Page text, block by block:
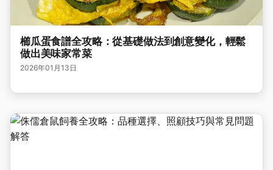
櫛瓜蛋食譜全攻略：從基礎做法到創意變化，輕鬆
做出美味家常菜
2026年01月13日